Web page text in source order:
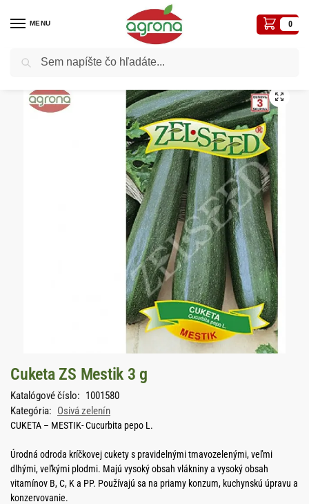
MENU 0
Domov Semená - osivá / Osivá zelenín
Cuketa ZS Mestik 3 g
Katalógové číslo: 1001580
Kategória: Osivá zelenín
CUKETA – MESTIK- Cucurbita pepo L.
Úrodná odroda kríčkovej cukety s pravidelnými tmavozelenými, veľmi
dlhými, veľkými plodmi. Majú vysoký obsah vlákniny a vysoký obsah
vitamínov B, C, K a PP. Používajú sa na priamy konzum, kuchynskú úpravu a
konzervovanie.